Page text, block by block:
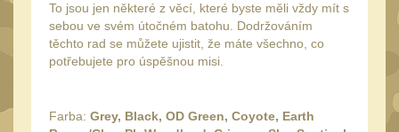
.40 .41
.44 .45 6
.357 .38 (9mm)
To jsou jen některé z věcí, které byste měli vždy mít s
sebou ve svém útočném batohu. Dodržováním
těchto rad se můžete ujistit, že máte všechno, co
potřebujete pro úspěšnou misi.
Farba: Grey, Black, OD Green, Coyote, Earth